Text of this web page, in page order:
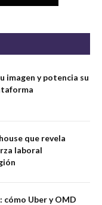
imagen y potencia su
que revela
laboral
cómo Uber y OMD